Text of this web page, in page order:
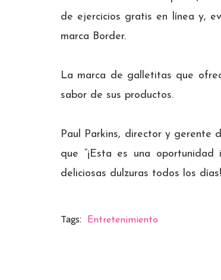
de ejercicios gratis en línea y,
marca Border.
La marca de galletitas que
sabor de sus productos.
Paul Parkins, director y gerente
que “¡Esta es una
deliciosas dulzuras todos los
Tags: Entretenimiento